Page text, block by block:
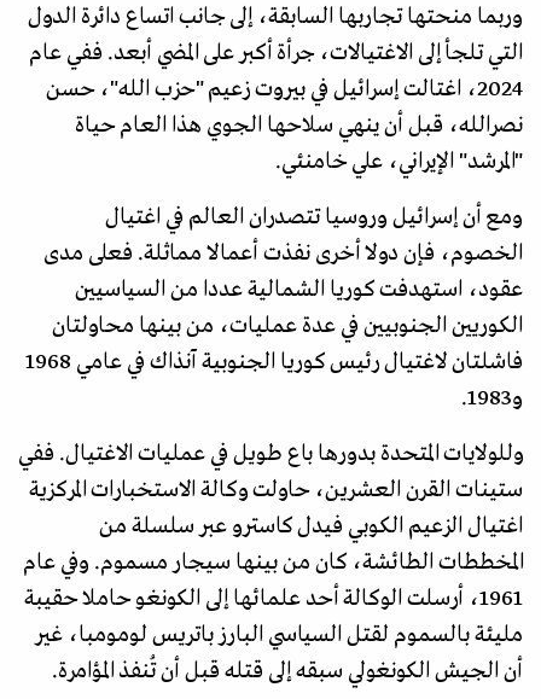
وربما منحتها تجاربها السابقة، إلى جانب اتساع دائرة الدول
التي تلجأ إلى الاغتيالات، جرأة أكبر على المضي أبعد. ففي عام
2024، اغتالت إسرائيل في بيروت زعيم "حزب الله"، حسن
نصرالله، قبل أن ينهي سلاحها الجوي هذا العام حياة
"المرشد" الإيراني، علي خامنئي.
ومع أن إسرائيل وروسيا تتصدران العالم في اغتيال
الخصوم، فإن دولا أخرى نفذت أعمالا مماثلة. فعلى مدى
عقود، استهدفت كوريا الشمالية عددا من السياسيين
الكوريين الجنوبيين في عدة عمليات، من بينها محاولتان
فاشلتان لاغتيال رئيس كوريا الجنوبية آنذاك في عامي 1968
و1983.
وللولايات المتحدة بدورها باع طويل في عمليات الاغتيال. ففي
ستينات القرن العشرين، حاولت وكالة الاستخبارات المركزية
اغتيال الزعيم الكوبي فيدل كاسترو عبر سلسلة من
المخططات الطائشة، كان من بينها سيجار مسموم. وفي عام
1961، أرسلت الوكالة أحد علمائها إلى الكونغو حاملا حقيبة
مليئة بالسموم لقتل السياسي البارز باتريس لومومبا، غير
أن الجيش الكونغولي سبقه إلى قتله قبل أن تُنفذ المؤامرة.